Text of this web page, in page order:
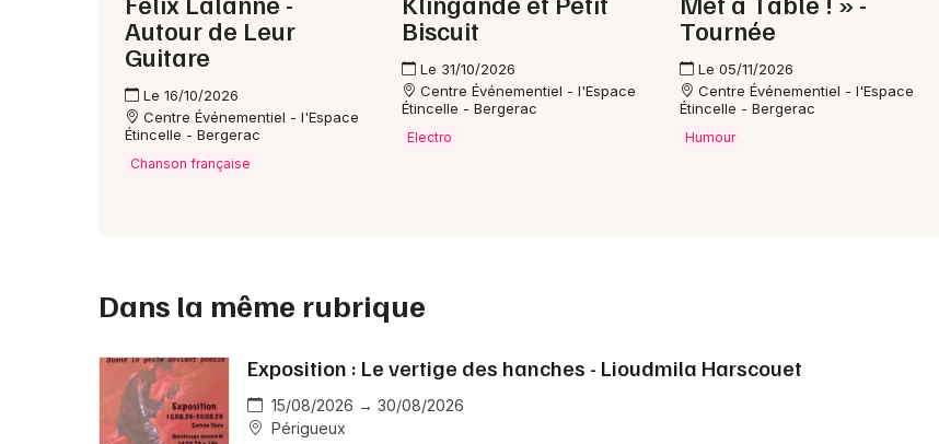
Autour de Leur
Guitare
Le 16/10/2026
Centre Événementiel - l'Espace
Étincelle - Bergerac
Chanson française
Biscuit
Le 31/10/2026
Centre Événementiel - l'Espace
Étincelle - Bergerac
Electro
Tournée
Le 05/11/2026
Centre Événementiel - l'Espace
Étincelle - Bergerac
Humour
Dans la même rubrique
Exposition : Le vertige des hanches - Lioudmila Harscouet
15/08/2026 → 30/08/2026
Périgueux